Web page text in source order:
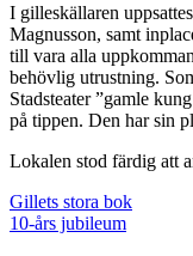
I gilleskällaren
Magnusson, samt
till vara alla
behövlig utrustning.
Stadsteater ”gamle
på tippen. Den har sin
Lokalen stod färdig att
Gillets stora bok
10-års jubileum